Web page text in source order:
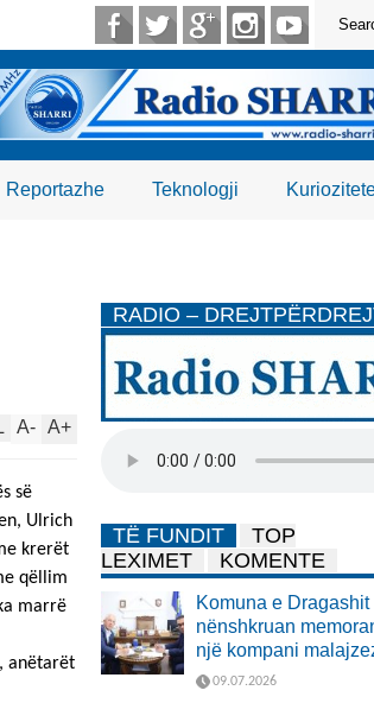
Reportazhe Teknologji
A+
A-
së
Ulrich
krerët
qëllim
marrë
anëtarët
RADIO –
TË FUNDIT
TOP
LEXIMET
KOMENTE
Komuna e Dragashit
nënshkruan
një kompani
09.07.2026